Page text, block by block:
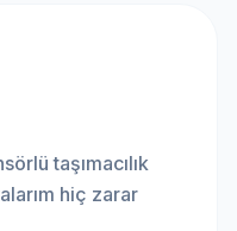
taşımacılık
hiç zarar